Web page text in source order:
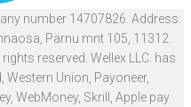
number 14707826. Address:
Pärnu mnt 105, 11312.
reserved. Wellex LLC. has
Union, Payoneer,
WebMoney, Skrill, Apple pay